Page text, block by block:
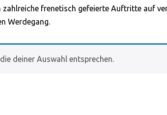
frenetisch gefeierte Auftritte auf
Werdegang.
deiner Auswahl entsprechen.